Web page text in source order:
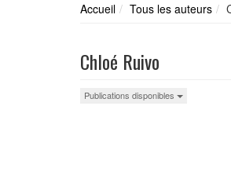
Accueil Tous les auteurs
Chloé Ruivo
Publications disponibles